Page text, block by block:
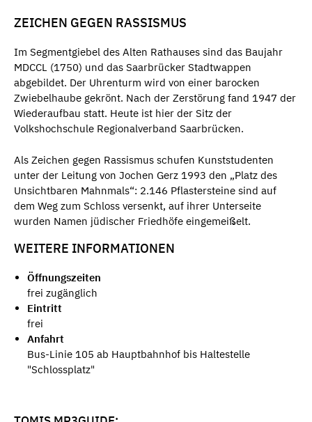
ZEICHEN GEGEN RASSISMUS
Im Segmentgiebel des Alten Rathauses sind das Baujahr
MDCCL (1750) und das Saarbrücker Stadtwappen
abgebildet. Der Uhrenturm wird von einer barocken
Zwiebelhaube gekrönt. Nach der Zerstörung fand 1947 der
Wiederaufbau statt. Heute ist hier der Sitz der
Volkshochschule Regionalverband Saarbrücken.
Als Zeichen gegen Rassismus schufen Kunststudenten
unter der Leitung von Jochen Gerz 1993 den „Platz des
Unsichtbaren Mahnmals“: 2.146 Pflastersteine sind auf
dem Weg zum Schloss versenkt, auf ihrer Unterseite
wurden Namen jüdischer Friedhöfe eingemeißelt.
WEITERE INFORMATIONEN
Öffnungszeiten
frei zugänglich
Eintritt
frei
Anfahrt
Bus-Linie 105 ab Hauptbahnhof bis Haltestelle
"Schlossplatz"